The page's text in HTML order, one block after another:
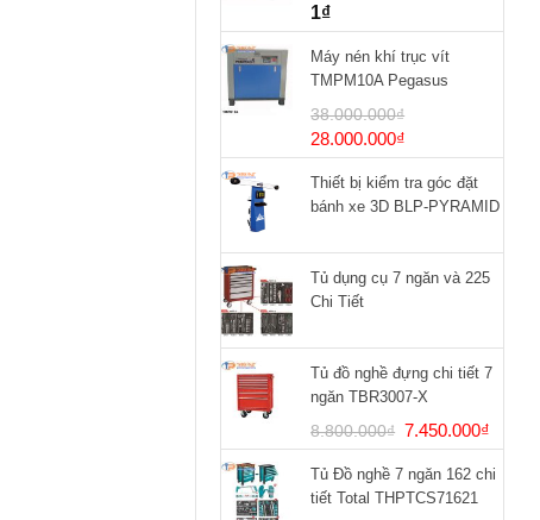
1₫
Máy nén khí trục vít
TMPM10A Pegasus
38.000.000₫
Giá
gốc
là:
38.000.000₫.
28.000.000₫
hiện
tại
là:
Thiết bị kiểm tra góc đặt
bánh xe 3D BLP-PYRAMID
Tủ dụng cụ 7 ngăn và 225
Chi Tiết
Tủ đồ nghề đựng chi tiết 7
ngăn TBR3007-X
8.800.000₫ Giá
gốc
là:
8.800.000₫.
7.450.000₫
hiện
tại
Tủ Đồ nghề 7 ngăn 162 chi
tiết Total THPTCS71621